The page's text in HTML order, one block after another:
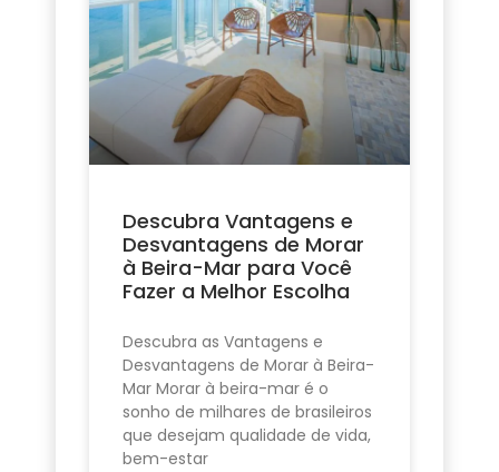
Descubra Vantagens e
Desvantagens de Morar
à Beira-Mar para Você
Fazer a Melhor Escolha
Descubra as Vantagens e
Desvantagens de Morar à Beira-
Mar Morar à beira-mar é o
sonho de milhares de brasileiros
que desejam qualidade de vida,
bem-estar